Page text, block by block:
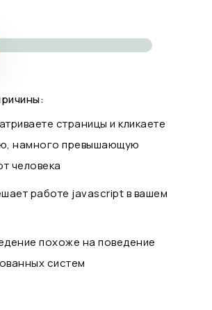
страницы и кликаете
намного превышающую
человека
работе javascript в вашем
похоже на поведение
систем